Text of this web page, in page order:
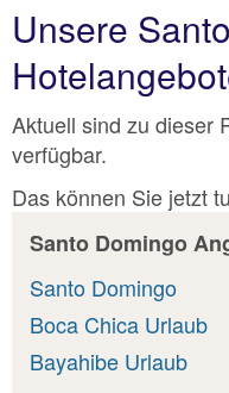
Unsere
Aktuell sind zu dieser
verfügbar.
Das können Sie jetzt
Santo Domingo
Santo Domingo
Boca Chica Urlaub
Bayahibe Urlaub